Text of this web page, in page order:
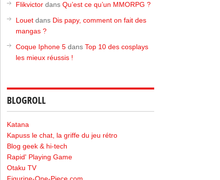
Flikvictor dansQu’est ce qu’un MMORPG ?
Louet dans Dis papy, comment on fait des
mangas ?
Coque Iphone 5 dansTop 10 des cosplays
les mieux réussis !
BLOGROLL
Katana
Kapuss le chat, la griffe du jeu rétro
Blog geek & hi-tech
Rapid' Playing Game
Otaku TV